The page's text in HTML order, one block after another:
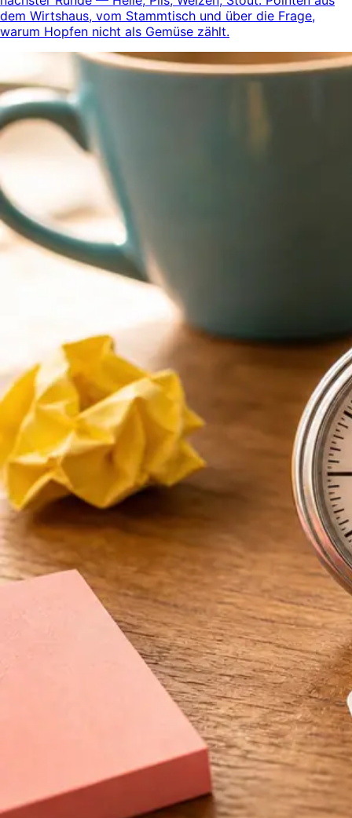
dem Wirtshaus, vom Stammtisch und über die Frage,
warum Hopfen nicht als Gemüse zählt.